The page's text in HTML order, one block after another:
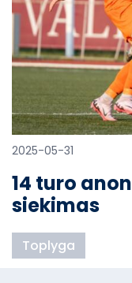
2025-05-31
14 turo
siekimas
Toplyga